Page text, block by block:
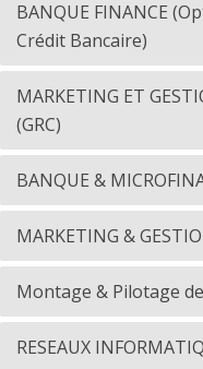
BANQUE FINANCE
Crédit Bancaire)
MARKETING ET
(GRC)
BANQUE &
MARKETING &
Montage & Pilotage
RESEAUX